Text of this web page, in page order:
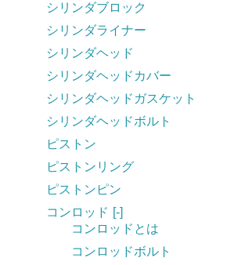
シリンダブロック
シリンダライナー
シリンダヘッド
シリンダヘッドカバー
シリンダヘッドガスケット
シリンダヘッドボルト
ピストン
ピストンリング
ピストンピン
コンロッド [-]
コンロッドとは
コンロッドボルト